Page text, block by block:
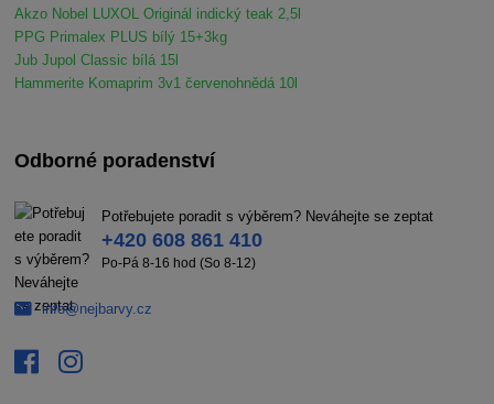
Akzo Nobel LUXOL Originál indický teak 2,5l
PPG Primalex PLUS bílý 15+3kg
Jub Jupol Classic bílá 15l
Hammerite Komaprim 3v1 červenohnědá 10l
Odborné poradenství
Potřebujete poradit s výběrem? Neváhejte se zeptat
+420 608 861 410
Po-Pá 8-16 hod (So 8-12)
info@nejbarvy.cz